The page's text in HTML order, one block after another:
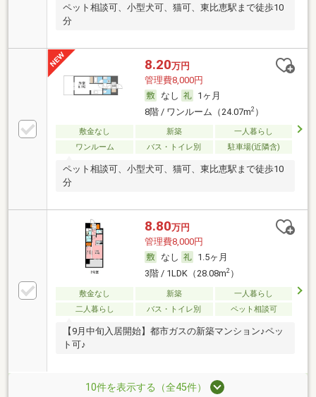
ペット相談可、小型犬可、猫可、東比恵駅まで徒歩10
分
8.20万円
管理費8,000円
なし
1ヶ月
8階 / ワンルーム（24.07m2）
敷金なし 新築
一人暮らし
ワンルーム
バス・トイレ別 駐車場(近隣含)
ペット相談可、小型犬可、猫可、東比恵駅まで徒歩10
分
8.80万円
管理費8,000円
なし
1.5ヶ月
3階 / 1LDK（28.08m2）
敷金なし 新築
一人暮らし
二人暮らし
バス・トイレ別 ペット相談可
【9月中旬入居開始】都市ガスの新築マンション♪ペッ
ト可♪
10件を表示する（全45件）